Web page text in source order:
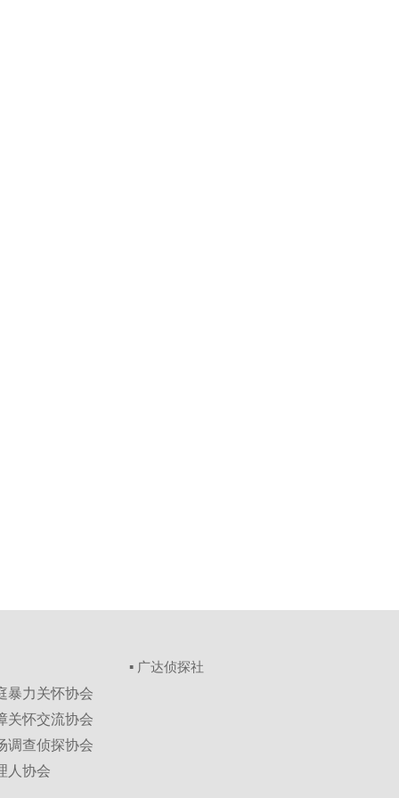
▪ 广达侦探社
暴力关怀协会
关怀交流协会
调查侦探协会
人协会